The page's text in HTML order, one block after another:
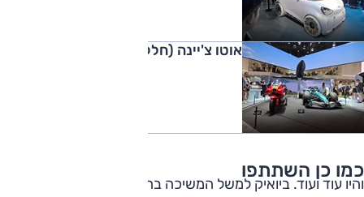
אוטו צ'יינה (חלק א')
כמו כן השתתפו
והיו עוד ועוד. ביואיק למשל המשיכה בהצגת דגמי סדרת